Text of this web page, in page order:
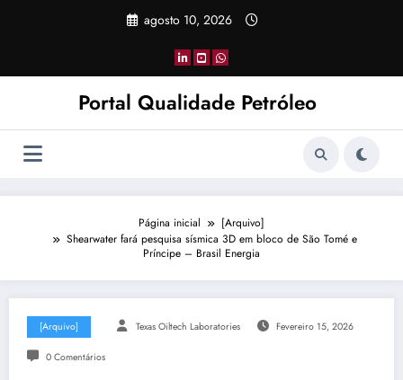
agosto 10, 2026
Portal Qualidade Petróleo
Página inicial
[Arquivo]
Shearwater fará pesquisa sísmica 3D em bloco de São Tomé e
Príncipe – Brasil Energia
[Arquivo] Texas Oiltech Laboratories Fevereiro 15, 2026
0 Comentários